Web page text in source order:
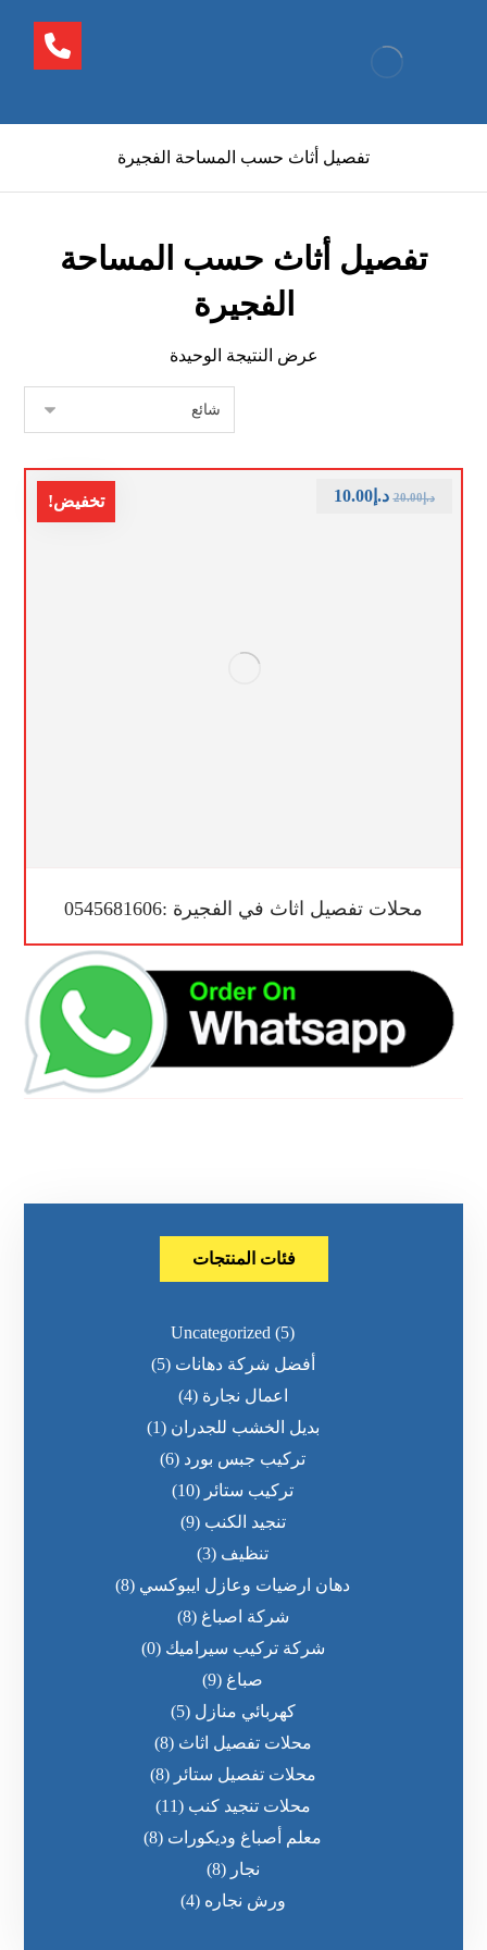
تفصيل أثاث حسب المساحة الفجيرة
تفصيل أثاث حسب المساحة
الفجيرة
عرض النتيجة الوحيدة
تخفيض!
محلات تفصيل اثاث في الفجيرة :0545681606
د.إ20.00 د.إ10.00
فئات المنتجات
Uncategorized (5)
أفضل شركة دهانات (5)
اعمال نجارة (4)
بديل الخشب للجدران (1)
تركيب جبس بورد (6)
تركيب ستائر (10)
تنجيد الكنب (9)
تنظيف (3)
دهان ارضيات وعازل ايبوكسي (8)
شركة اصباغ (8)
شركة تركيب سيراميك (0)
صباغ (9)
كهربائي منازل (5)
محلات تفصيل اثاث (8)
محلات تفصيل ستائر (8)
محلات تنجيد كنب (11)
معلم أصباغ وديكورات (8)
نجار (8)
ورش نجاره (4)